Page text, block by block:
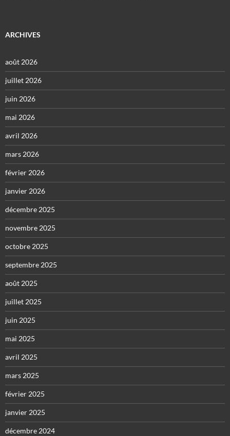
ARCHIVES
août 2026
juillet 2026
juin 2026
mai 2026
avril 2026
mars 2026
février 2026
janvier 2026
décembre 2025
novembre 2025
octobre 2025
septembre 2025
août 2025
juillet 2025
juin 2025
mai 2025
avril 2025
mars 2025
février 2025
janvier 2025
décembre 2024